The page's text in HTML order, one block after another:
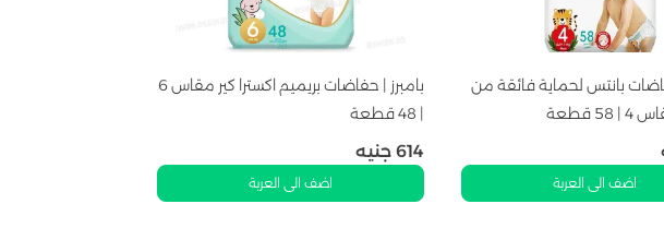
بانتس لحماية فائقة من
قطعة
اضف الى العربة
بامبرز | حفاضات بريميم اكسترا كير مقاس 6
| 48 قطعة
614 جنيه
اضف الى العربة